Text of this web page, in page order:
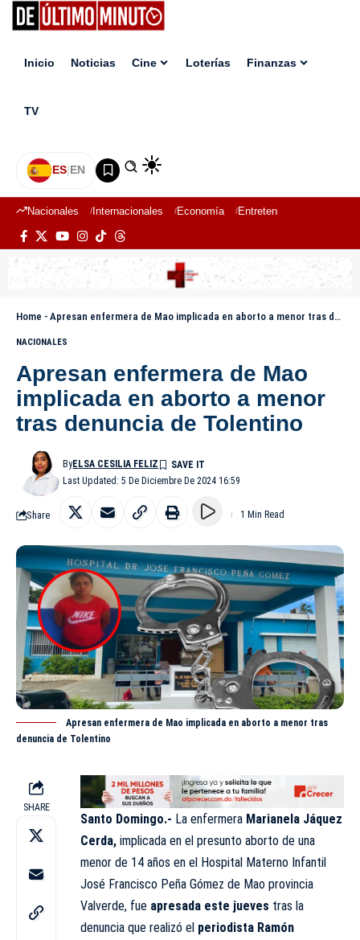
Inicio Noticias Cine Loterías Finanzas
TV
ES|EN
Nacionales Internacionales Economía Entretenimiento
Home - Apresan enfermera de Mao implicada en aborto a menor tras denuncia de Tolentino
NACIONALES
Apresan enfermera de Mao
implicada en aborto a menor
tras denuncia de Tolentino
Last Updated: 5 De Diciembre De 2024 16:59
ByELSA CESILIA FELIZ
Share 1 Min Read
Apresan enfermera de Mao implicada en aborto a menor tras
denuncia de Tolentino
SHARE
Santo Domingo.- La enfermera Marianela Jáquez
Cerda, implicada en el presunto aborto de una
menor de 14 años en el Hospital Materno Infantil
José Francisco Peña Gómez de Mao provincia
Valverde, fue apresada este jueves tras la
denuncia que realizó el periodista Ramón